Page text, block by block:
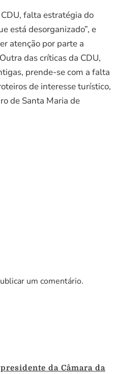
falta estratégia do
está desorganizado”, e
atenção por parte a
das críticas da CDU,
prende-se com a falta
de interesse turístico,
de Santa Maria de
um comentário.
da Câmara da